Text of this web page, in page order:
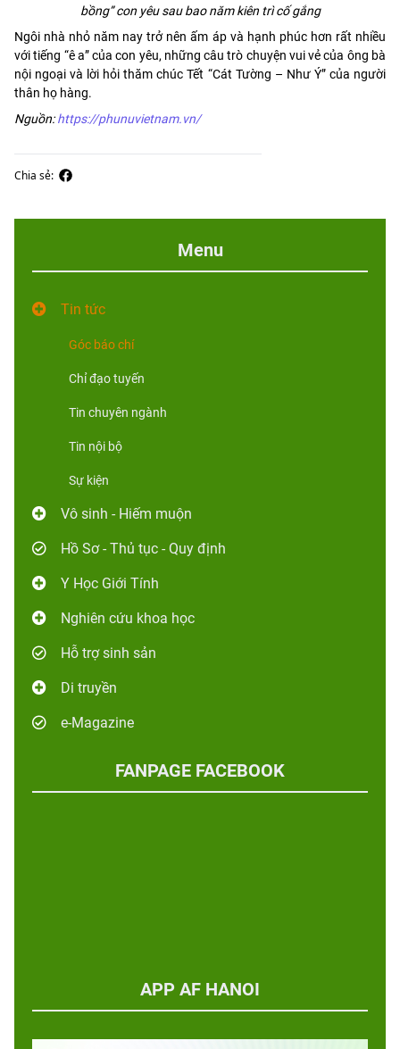
bồng” con yêu sau bao năm kiên trì cố gắng
Ngôi nhà nhỏ năm nay trở nên ấm áp và hạnh phúc hơn rất nhiều
với tiếng “ê a” của con yêu, những câu trò chuyện vui vẻ của ông bà
nội ngoại và lời hỏi thăm chúc Tết “Cát Tường – Như Ý” của người
thân họ hàng.
Nguồn:https://phunuvietnam.vn/
Chia sẻ:
Menu
Tin tức
Góc báo chí
Chỉ đạo tuyến
Tin chuyên ngành
Tin nội bộ
Sự kiện
Vô sinh - Hiếm muộn
Hồ Sơ - Thủ tục - Quy định
Y Học Giới Tính
Nghiên cứu khoa học
Hỗ trợ sinh sản
Di truyền
e-Magazine
FANPAGE FACEBOOK
APP AF HANOI